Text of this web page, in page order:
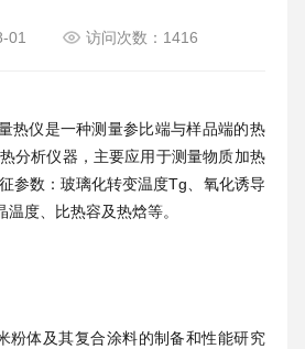
01 访问次数：1416
热仪是一种测量参比端与样品端的热
分析仪器，主要应用于测量物质加热
参数：玻璃化转变温度Tg、氧化诱导
度、比热容及热焓等。
粉体及其复合涂料的制备和性能研究